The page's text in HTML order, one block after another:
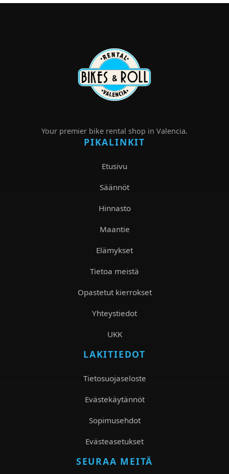
Your premier bike rental shop in Valencia.
PIKALINKIT
Etusivu
Säännöt
Hinnasto
Maantie
Elämykset
Tietoa meistä
Opastetut kierrokset
Yhteystiedot
UKK
LAKITIEDOT
Tietosuojaseloste
Evästekäytännöt
Sopimusehdot
Evästeasetukset
SEURAA MEITÄ